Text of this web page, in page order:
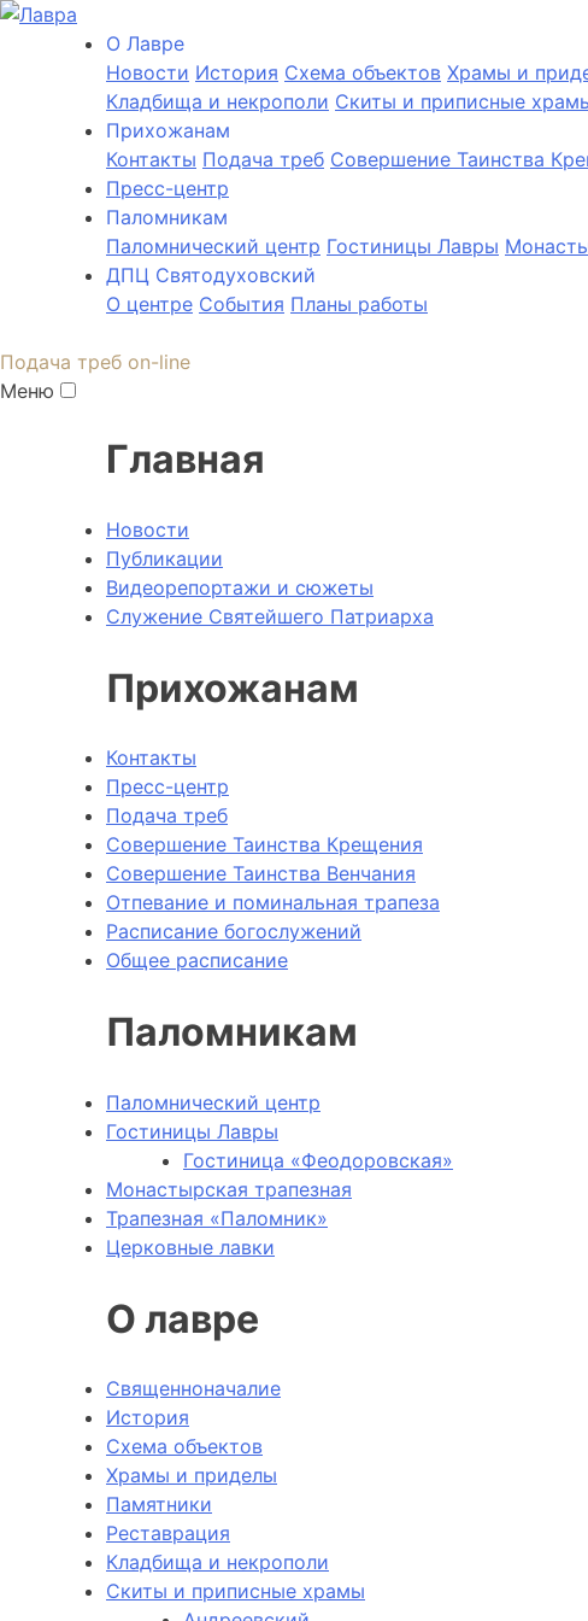
О Лаврe
Новости История Cхема объектов Храмы и
Кладбища и некрополи Скиты и приписные
Прихожанам
Контакты Подача треб Совершение Таинства
Пресс-центр
Паломникам
Паломнический центр Гостиницы Лавры
ДПЦ Святодуховский
О центре События Планы работы
Подача треб on-line
Меню
Главная
Новости
Публикации
Видеорепортажи и сюжеты
Служение Святейшего Патриарха
Прихожанам
Контакты
Пресс-центр
Подача треб
Совершение Таинства Крещения
Совершение Таинства Венчания
Отпевание и поминальная трапеза
Расписание богослужений
Общее расписание
Паломникам
Паломнический центр
Гостиницы Лавры
Гостиница «Феодоровская»
Монастырская трапезная
Трапезная «Паломник»
Церковные лавки
О лавре
Священноначалие
История
Схема объектов
Храмы и приделы
Памятники
Реставрация
Кладбища и некрополи
Скиты и приписные храмы